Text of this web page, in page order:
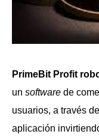
PrimeBit Profit
un software de
usuarios, a través
aplicación